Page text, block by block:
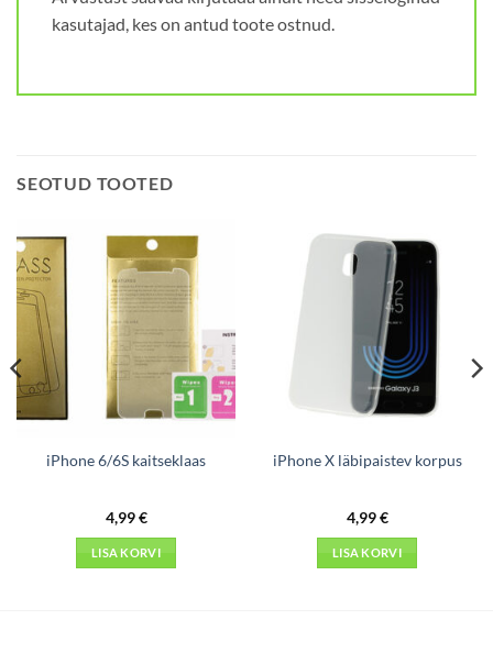
kasutajad, kes on antud toote ostnud.
SEOTUD TOOTED
iPhone 6/6S kaitseklaas
4,99€
LISA KORVI
iPhone X läbipaistev korpus
4,99€
LISA KORVI